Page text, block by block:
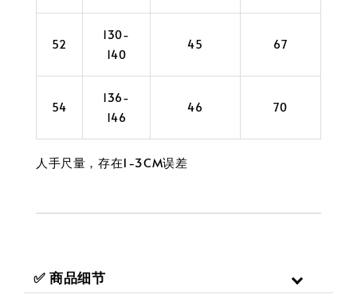
52
130-
140
45 67
54
136-
146
46 70
人手尺量，存在1-3CM误差
✅ 商品细节